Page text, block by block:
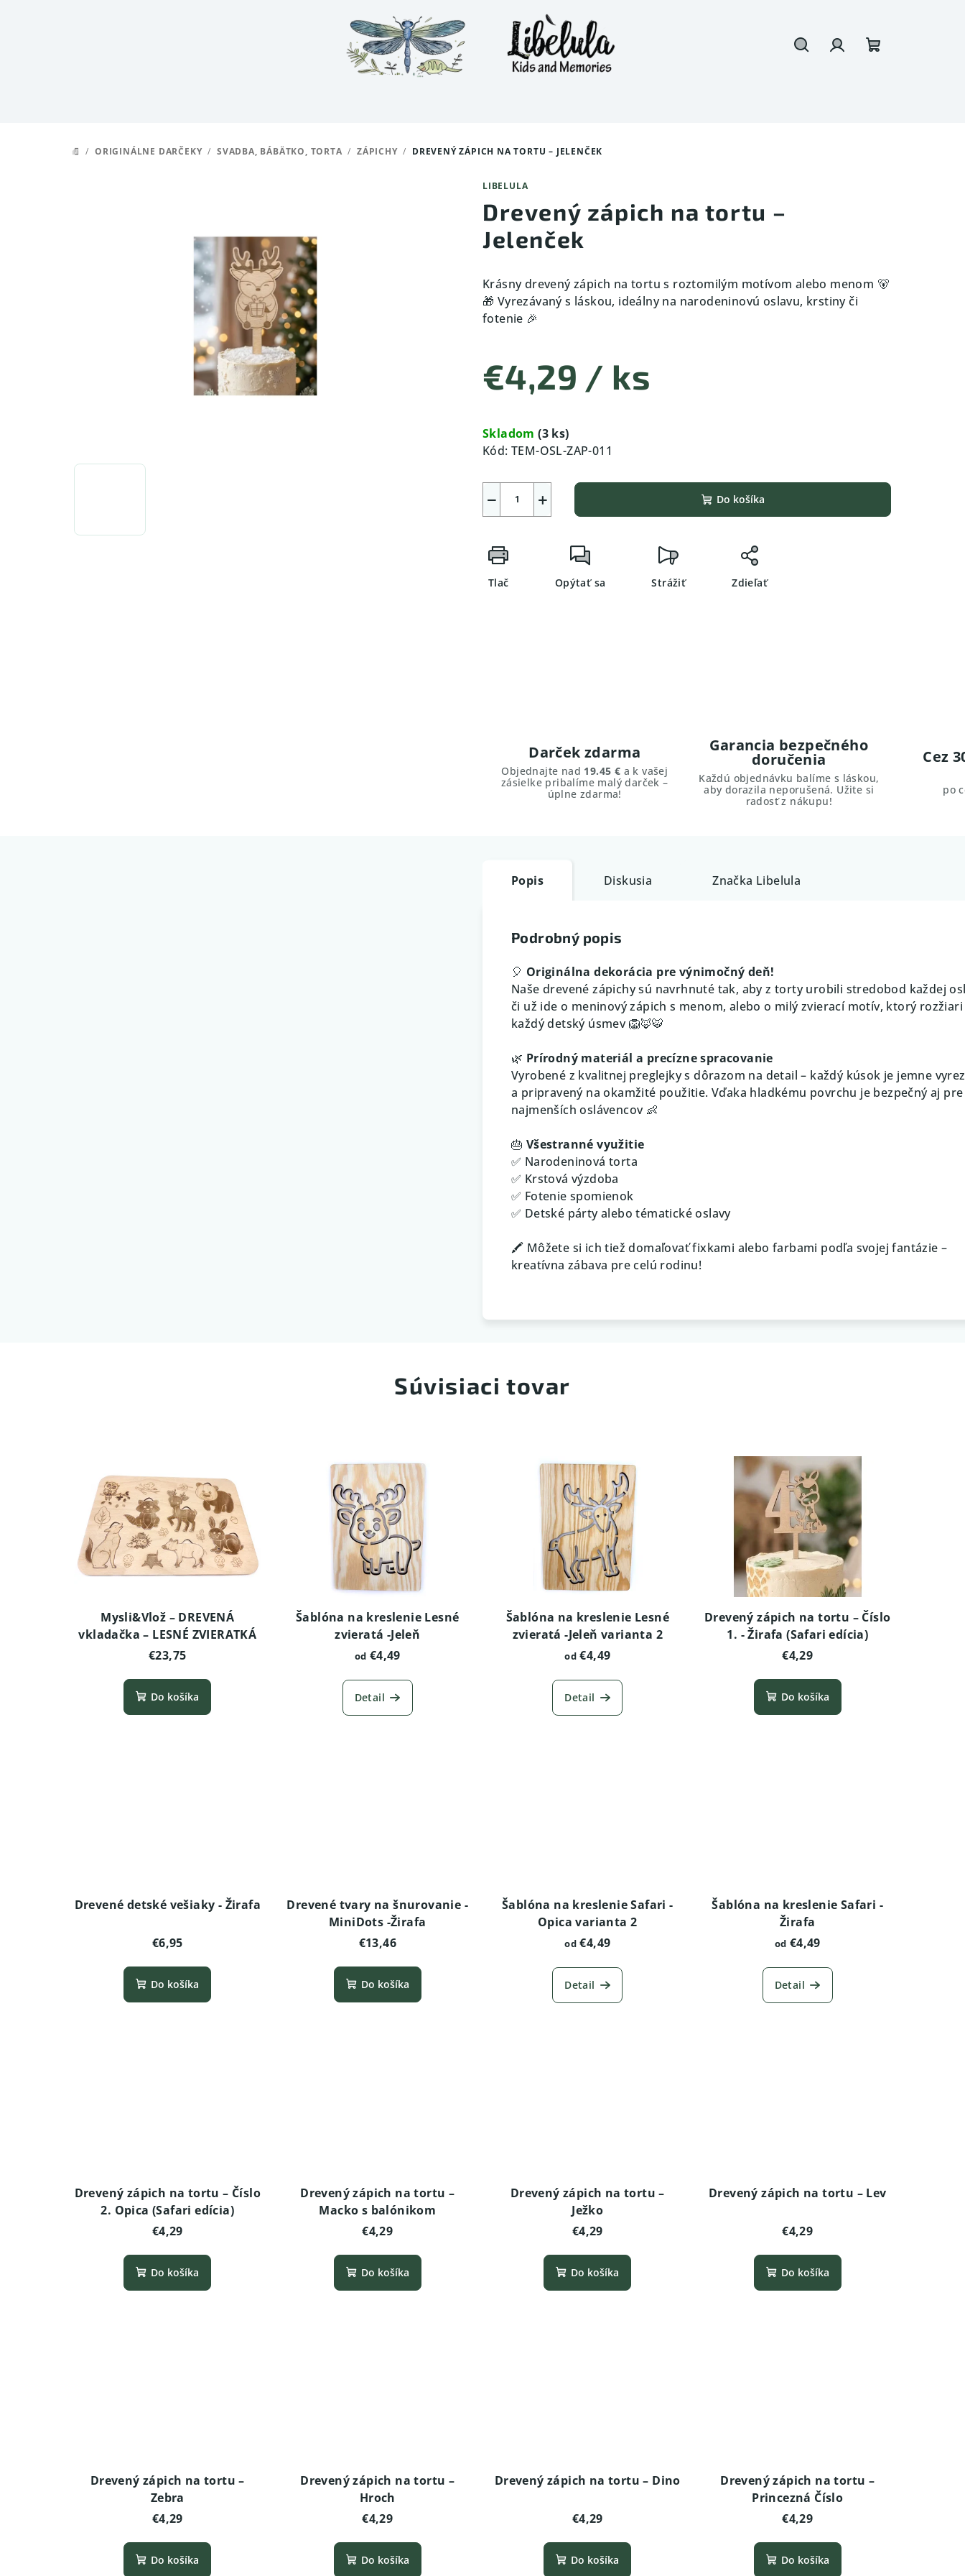
DOMOV
/ ORIGINÁLNE DARČEKY / SVADBA, BÁBÄTKO, TORTA / ZÁPICHY / DREVENÝ ZÁPICH NA TORTU – JELENČEK
LIBELULA
Drevený zápich na tortu –
Jelenček
Krásny drevený zápich na tortu s roztomilým motívom alebo menom 🐻
🎁 Vyrezávaný s láskou, ideálny na narodeninovú oslavu, krstiny či
fotenie 🎉
€4,29 / ks
cena:
Skladom(3 ks)
Kód: TEM-OSL-ZAP-011
+
− Do košíka
Tlač Opýtať sa Strážiť Zdieľať
Darček zdarma
Objednajte nad 19.45 € a k vašej
zásielke pribalíme malý darček –
úplne zdarma!
Garancia bezpečného
doručenia
Každú objednávku balíme s láskou,
aby dorazila neporušená. Užite si
radosť z nákupu!
Cez
po
Popis Diskusia Značka Libelula
Podrobný popis
🎈 Originálna dekorácia pre výnimočný deň!
Naše drevené zápichy sú navrhnuté tak, aby z torty urobili stredobod každej
či už ide o meninový zápich s menom, alebo o milý zvierací motív, ktorý rozžiari
každý detský úsmev 🦁🦊🐯
🌿 Prírodný materiál a precízne spracovanie
Vyrobené z kvalitnej preglejky s dôrazom na detail – každý kúsok je jemne
a pripravený na okamžité použitie. Vďaka hladkému povrchu je bezpečný aj pre
najmenších oslávencov 👶
🎂 Všestranné využitie
✅ Narodeninová torta
✅ Krstová výzdoba
✅ Fotenie spomienok
✅ Detské párty alebo tématické oslavy
🖍️ Môžete si ich tiež domaľovať fixkami alebo farbami podľa svojej fantázie –
kreatívna zábava pre celú rodinu!
Súvisiaci tovar
Mysli&Vlož – DREVENÁ
vkladačka – LESNÉ ZVIERATKÁ
€23,75
Do košíka
Šablóna na kreslenie Lesné
zvieratá -Jeleň
od €4,49
Detail
Šablóna na kreslenie Lesné
zvieratá -Jeleň varianta 2
od€4,49
Detail
Drevený zápich na tortu – Číslo
1. - Žirafa (Safari edícia)
€4,29
Do košíka
Drevené detské vešiaky - Žirafa
€6,95
Do košíka
Drevené tvary na šnurovanie -
MiniDots -Žirafa
€13,46
Do košíka
Šablóna na kreslenie Safari -
Opica varianta 2
od€4,49
Detail
Šablóna na kreslenie Safari -
Žirafa
od €4,49
Detail
Drevený zápich na tortu – Číslo
2. Opica (Safari edícia)
€4,29
Do košíka
Drevený zápich na tortu –
Macko s balónikom
€4,29
Do košíka
Drevený zápich na tortu –
Ježko
€4,29
Do košíka
Drevený zápich na tortu – Lev
€4,29
Do košíka
Drevený zápich na tortu –
Zebra
€4,29
Do košíka
Drevený zápich na tortu –
Hroch
€4,29
Do košíka
Drevený zápich na tortu – Dino
€4,29
Do košíka
Drevený zápich na tortu –
Princezná Číslo
€4,29
Do košíka